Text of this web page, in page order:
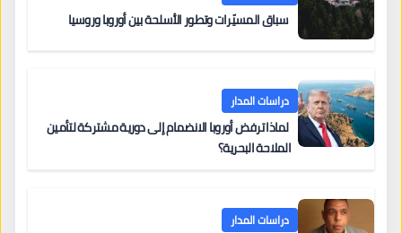
سباق المسيّرات وتطور الأسلحة بين أوروبا وروسيا
دراسات المدار
لماذا ترفض أوروبا الانضمام إلى دورية مشتركة لتأمين
الملاحة البحرية؟
دراسات المدار